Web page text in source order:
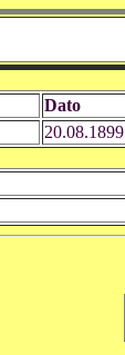
Dato
20.08.1899